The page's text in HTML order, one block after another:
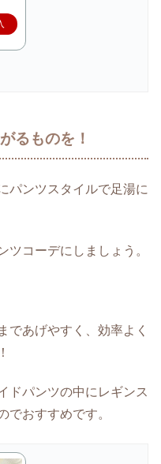
るものを！
パンツスタイルで足湯に
ツコーデにしましょう。
であげやすく、効率よく
ドパンツの中にレギンス
でおすすめです。